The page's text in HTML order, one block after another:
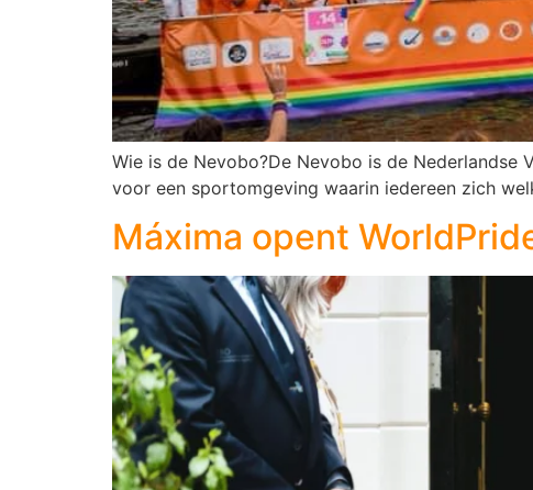
Wie is de Nevobo?De Nevobo is de
voor een sportomgeving waarin iedereen zich
Máxima opent